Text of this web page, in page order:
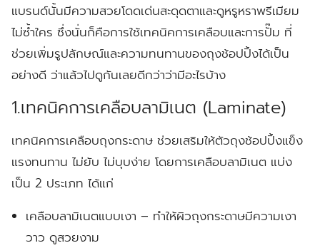
แบรนด์นั้นมีความสวยโดดเด่นสะดุดตาและดูหรูหราพรีเมียม
ไม่ซ้ำใคร ซึ่งนั่นก็คือการใช้เทคนิคการเคลือบและการปั๊ม ที่
ช่วยเพิ่มรูปลักษณ์และความทนทานของถุงช้อปปิ้งได้เป็น
อย่างดี ว่าแล้วไปดูกันเลยดีกว่าว่ามีอะไรบ้าง
1.เทคนิคการเคลือบลามิเนต (Laminate)
เทคนิคการเคลือบถุงกระดาษ ช่วยเสริมให้ตัวถุงช้อปปิ้งแข็ง
แรงทนทาน ไม่ยับ ไม่บุบง่าย โดยการเคลือบลามิเนต แบ่ง
เป็น 2 ประเภท ได้แก่
เคลือบลามิเนตแบบเงา – ทำให้ผิวถุงกระดาษมีความเงา
วาว ดูสวยงาม